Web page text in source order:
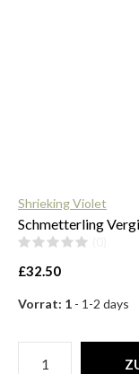
Shrieking Violet
Schmetterling
£32.50
Vorrat: 1 - 1-2 days